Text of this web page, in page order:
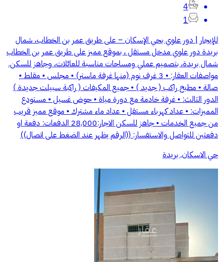
4
1
للإيجار | دور علوي بحي الإسكان – على طريق عمر بن الخطاب، شمال
بريدة دور علوي مدخل مستقل ، بموقع مميز على طريق عمر بن الخطاب
شمال بريدة، بتصميم عملي ومساحات مناسبة للعائلات، وجاهز للسكن.
مواصفات العقار: • 3 غرف نوم (منها غرفة ماستر) • مجلس • مقلط •
صالة • مطبخ راكب ( جديد ) • جميع المكيفات ( راكبة سبيلت جديدة )
الدور الثالث: • غرفة خادمة مع دورة مياة • حوض غسيل • مستودع
المميزات: • عداد كهرباء مستقل • عداد ماء مشترك • موقع مميز قريب
من جميع الخدمات • جاهز للسكن الاجار:28,000 الدفعات: دفعة او
دفعتين للتواصل والاستفسار: ((الرقم يظهر عند الضغط على اتصال))
حي الاسكان, بريدة